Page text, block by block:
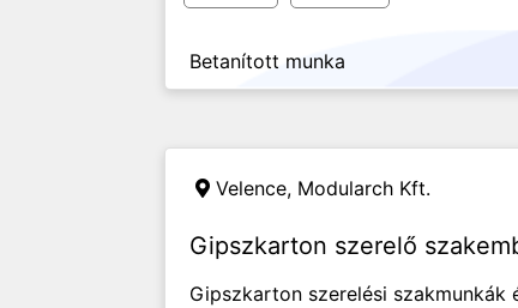
Betanított munka
Velence, Modularch Kft.
Gipszkarton szerelő
Gipszkarton szerelési szakmunkák